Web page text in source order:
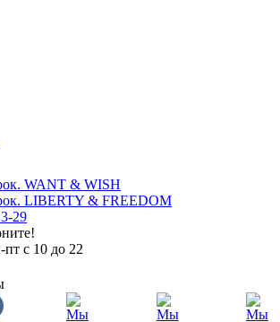
WANT & WISH
LIBERTY & FREEDOM
29
с 10 до 22